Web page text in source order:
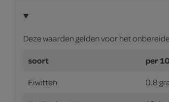
Deze waarden gelden voor het
soort per
Eiwitten 0.8